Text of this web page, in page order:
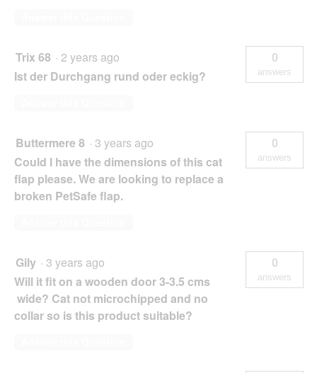
Trix 68 · 2 years ago
Ist der Durchgang rund oder eckig?
0
answers
Buttermere 8 · 3 years ago
Could I have the dimensions of this cat
flap please. We are looking to replace a
broken PetSafe flap.
0
answers
Gily · 3 years ago
Will it fit on a wooden door 3-3.5 cms
wide? Cat not microchipped and no
collar so is this product suitable?
0
answers